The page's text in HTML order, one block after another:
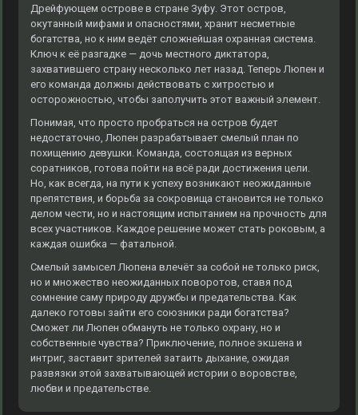
Дрейфующем острове в стране Зуфу. Этот остров,
окутанный мифами и опасностями, хранит несметные
богатства, но к ним ведёт сложнейшая охранная система.
Ключ к её разгадке — дочь местного диктатора,
захватившего страну несколько лет назад. Теперь Люпен и
его команда должны действовать с хитростью и
осторожностью, чтобы заполучить этот важный элемент.
Понимая, что просто пробраться на остров будет
недостаточно, Люпен разрабатывает смелый план по
похищению девушки. Команда, состоящая из верных
соратников, готова пойти на всё ради достижения цели.
Но, как всегда, на пути к успеху возникают неожиданные
препятствия, и борьба за сокровища становится не только
делом чести, но и настоящим испытанием на прочность для
всех участников. Каждое решение может стать роковым, а
каждая ошибка — фатальной.
Смелый замысел Люпена влечёт за собой не только риск,
но и множество неожиданных поворотов, ставя под
сомнение саму природу дружбы и предательства. Как
далеко готовы зайти его союзники ради богатства?
Сможет ли Люпен обмануть не только охрану, но и
собственные чувства? Приключение, полное экшена и
интриг, заставит зрителей затаить дыхание, ожидая
развязки этой захватывающей истории о воровстве,
любви и предательстве.